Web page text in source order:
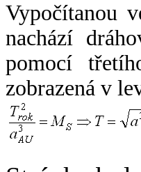
Vypočítanou
nachází
pomocí
zobrazená v